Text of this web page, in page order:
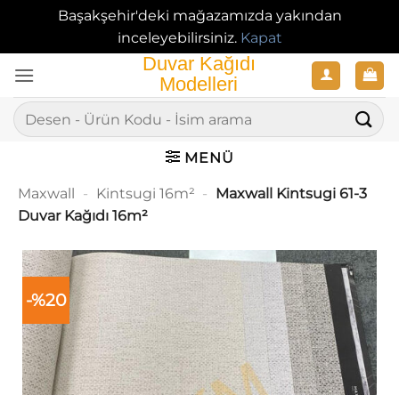
Başakşehir'deki mağazamızda yakından
inceleyebilirsiniz. Kapat
atla
Ara:
MENÜ
Maxwall - Kintsugi 16m² - Maxwall Kintsugi 61-3
Duvar Kağıdı 16m²
-%20